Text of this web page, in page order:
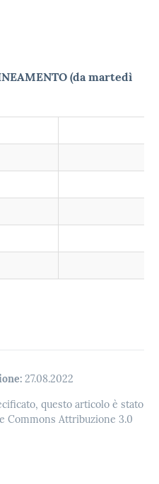
(da martedì
27.08.2022
questo articolo è stato
Commons Attribuzione 3.0